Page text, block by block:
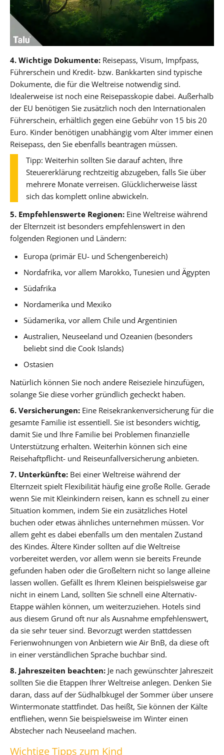
4. Wichtige Dokumente: Reisepass, Visum, Impfpass,
Führerschein und Kredit- bzw. Bankkarten sind typische
Dokumente, die für die Weltreise notwendig sind.
Idealerweise ist noch eine Reisepasskopie dabei. Außerhalb
der EU benötigen Sie zusätzlich noch den Internationalen
Führerschein, erhältlich gegen eine Gebühr von 15 bis 20
Euro. Kinder benötigen unabhängig vom Alter immer einen
Reisepass, den Sie ebenfalls beantragen müssen.
Tipp: Weiterhin sollten Sie darauf achten, Ihre
Steuererklärung rechtzeitig abzugeben, falls Sie über
mehrere Monate verreisen. Glücklicherweise lässt
sich das komplett online abwickeln.
5. Empfehlenswerte Regionen: Eine Weltreise während
der Elternzeit ist besonders empfehlenswert in den
folgenden Regionen und Ländern:
Europa (primär EU- und Schengenbereich)
Nordafrika, vor allem Marokko, Tunesien und Ägypten
Südafrika
Nordamerika und Mexiko
Südamerika, vor allem Chile und Argentinien
Australien, Neuseeland und Ozeanien (besonders
beliebt sind die Cook Islands)
Ostasien
Natürlich können Sie noch andere Reiseziele hinzufügen,
solange Sie diese vorher gründlich gecheckt haben.
6. Versicherungen: Eine Reisekrankenversicherung für die
gesamte Familie ist essentiell. Sie ist besonders wichtig,
damit Sie und Ihre Familie bei Problemen finanzielle
Unterstützung erhalten. Weiterhin können sich eine
Reisehaftpflicht- und Reiseunfallversicherung anbieten.
7. Unterkünfte: Bei einer Weltreise während der
Elternzeit spielt Flexibilität häufig eine große Rolle. Gerade
wenn Sie mit Kleinkindern reisen, kann es schnell zu einer
Situation kommen, indem Sie ein zusätzliches Hotel
buchen oder etwas ähnliches unternehmen müssen. Vor
allem geht es dabei ebenfalls um den mentalen Zustand
des Kindes. Ältere Kinder sollten auf die Weltreise
vorbereitet werden, vor allem wenn sie bereits Freunde
gefunden haben oder die Großeltern nicht so lange alleine
lassen wollen. Gefällt es Ihrem Kleinen beispielsweise gar
nicht in einem Land, sollten Sie schnell eine Alternativ-
Etappe wählen können, um weiterzuziehen. Hotels sind
aus diesem Grund oft nur als Ausnahme empfehlenswert,
da sie sehr teuer sind. Bevorzugt werden stattdessen
Ferienwohnungen von Anbietern wie Air BnB, da diese oft
in einer verständlichen Sprache buchbar sind.
8. Jahreszeiten beachten: Je nach gewünschter Jahreszeit
sollten Sie die Etappen Ihrer Weltreise anlegen. Denken Sie
daran, dass auf der Südhalbkugel der Sommer über unsere
Wintermonate stattfindet. Das heißt, Sie können der Kälte
entfliehen, wenn Sie beispielsweise im Winter einen
Abstecher nach Neuseeland machen.
Wichtige Tipps zum Kind